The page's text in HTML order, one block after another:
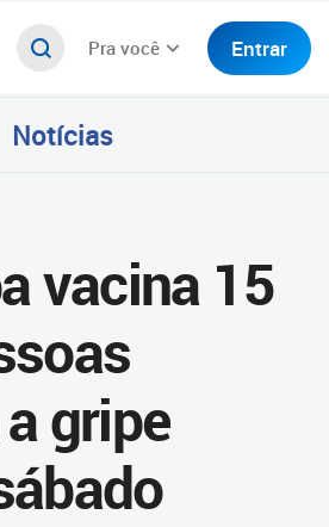
Pra você Entrar
Notícias
vacina 15
gripe